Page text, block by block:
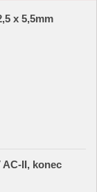
x 5,5mm
II, konec